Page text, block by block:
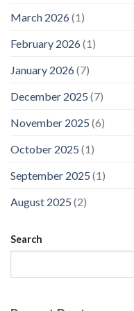
March 2026(1)
February 2026(1)
January 2026(7)
December 2025 (7)
November 2025 (6)
October 2025 (1)
September 2025 (1)
August 2025 (2)
Search